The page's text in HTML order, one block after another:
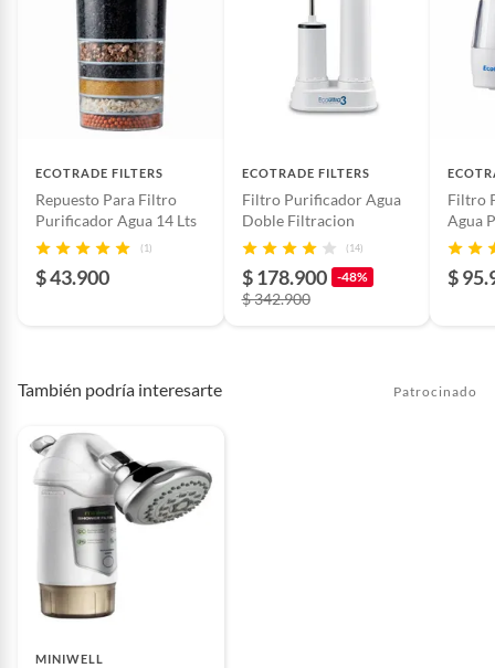
ECOTRADE FILTERS
Repuesto Para Filtro
Purificador Agua 14 Lts
(1)
$ 43.900
ECOTRADE FILTERS
Filtro Purificador Agua
Doble Filtracion
(14)
$ 178.900 -48%
$ 342.900
Filtro
Agua
$
También podría interesarte Patrocinado
MINIWELL